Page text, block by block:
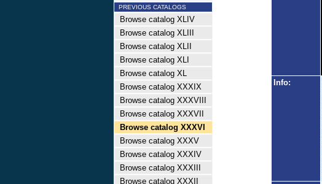
PREVIOUS CATALOGS
Browse catalog XLIV
Browse catalog XLIII
Browse catalog XLII
Browse catalog XLI
Browse catalog XL
Browse catalog XXXIX
Browse catalog XXXVIII
Browse catalog XXXVII
Browse catalog XXXVI
Browse catalog XXXV
Browse catalog XXXIV
Browse catalog XXXIII
Browse catalog XXXII
Info: